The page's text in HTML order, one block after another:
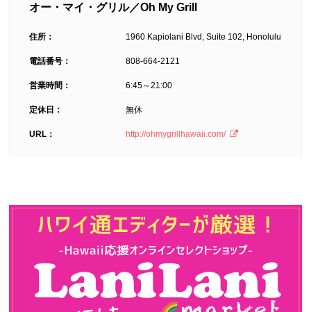
オー・マイ・グリル／Oh My Grill
住所： 1960 Kapiolani Blvd, Suite 102, Honolulu
電話番号： 808-664-2121
営業時間： 6:45～21:00
定休日： 無休
URL： http://ohmygrillhawaii.com/